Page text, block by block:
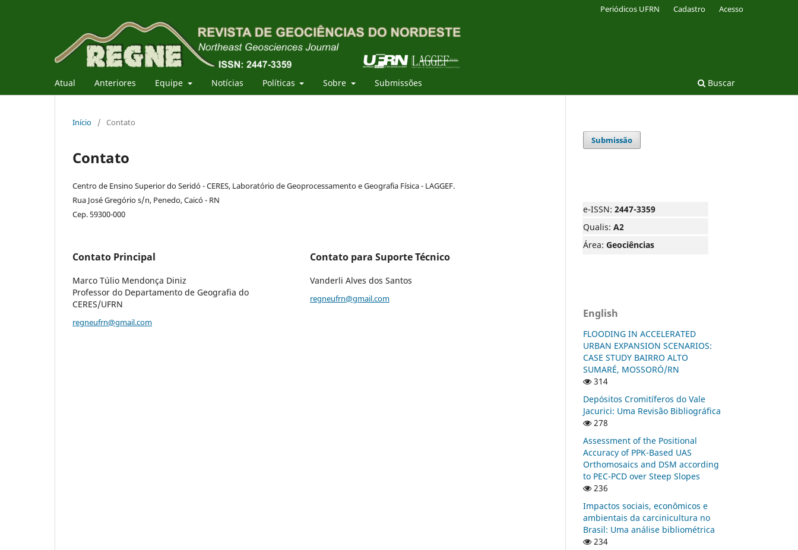
Atual Anteriores Equipe Notícias Políticas Sobre Submissões Buscar
Periódicos UFRN Cadastro Acesso
Início / Contato
Contato
Centro de Ensino Superior do Seridó - CERES, Laboratório de Geoprocessamento e Geografia Física - LAGGEF.
Rua José Gregório s/n, Penedo, Caicó - RN
Cep. 59300-000
Contato Principal
Marco Túlio Mendonça Diniz
Professor do Departamento de Geografia do
CERES/UFRN
regneufrn@gmail.com
Contato para Suporte Técnico
Vanderli Alves dos Santos
regneufrn@gmail.com
Submissão
e-ISSN: 2447-3359
Qualis: A2
Área: Geociências
English
FLOODING IN ACCELERATED
URBAN EXPANSION SCENARIOS:
CASE STUDY BAIRRO ALTO
SUMARÉ, MOSSORÓ/RN
314
Depósitos Cromitíferos do Vale
Jacurici: Uma Revisão Bibliográfica
278
Assessment of the Positional
Accuracy of PPK-Based UAS
Orthomosaics and DSM according
to PEC-PCD over Steep Slopes
236
Impactos sociais, econômicos e
ambientais da carcinicultura no
Brasil: Uma análise bibliométrica
234